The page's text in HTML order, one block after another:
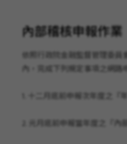
內部稽核申報作業
依照行政院金融監督管理委員
內，完成下列規定事項之網路
1. 十二月底前申報次年度之『
2. 元月底前申報當年度之『內